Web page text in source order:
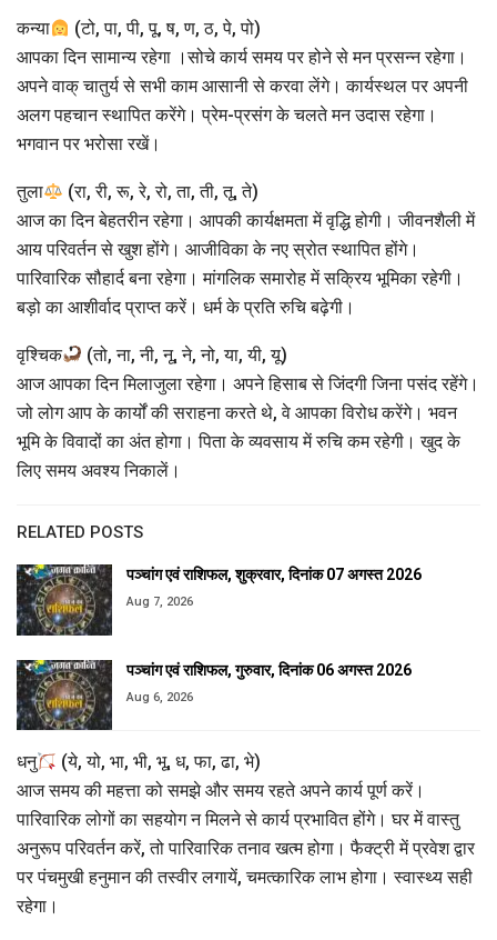
कन्या
(टो, पा, पी, पू, ष, ण, ठ, पे, पो)
आपका दिन सामान्य रहेगा ।सोचे कार्य समय पर होने से मन प्रसन्न रहेगा।
अपने वाक् चातुर्य से सभी काम आसानी से करवा लेंगे। कार्यस्थल पर अपनी
अलग पहचान स्थापित करेंगे। प्रेम-प्रसंग के चलते मन उदास रहेगा।
भगवान पर भरोसा रखें।
तुला
(रा, री, रू, रे, रो, ता, ती, तू, ते)
आज का दिन बेहतरीन रहेगा। आपकी कार्यक्षमता में वृद्धि होगी। जीवनशैली में
आय परिवर्तन से खुश होंगे। आजीविका के नए स्रोत स्थापित होंगे।
पारिवारिक सौहार्द बना रहेगा। मांगलिक समारोह में सक्रिय भूमिका रहेगी।
बड़ो का आशीर्वाद प्राप्त करें। धर्म के प्रति रुचि बढ़ेगी।
वृश्चिक
(तो, ना, नी, नू, ने, नो, या, यी, यू)
आज आपका दिन मिलाजुला रहेगा। अपने हिसाब से जिंदगी जिना पसंद रहेंगे।
जो लोग आप के कार्यों की सराहना करते थे, वे आपका विरोध करेंगे। भवन
भूमि के विवादों का अंत होगा। पिता के व्यवसाय में रुचि कम रहेगी। खुद के
लिए समय अवश्य निकालें।
RELATED POSTS
पञ्चांग एवं राशिफल, शुक्रवार, दिनांक 07 अगस्त 2026
Aug 7, 2026
पञ्चांग एवं राशिफल, गुरुवार, दिनांक 06 अगस्त 2026
Aug 6, 2026
धनु
(ये, यो, भा, भी, भू, ध, फा, ढा, भे)
आज समय की महत्ता को समझे और समय रहते अपने कार्य पूर्ण करें।
पारिवारिक लोगों का सहयोग न मिलने से कार्य प्रभावित होंगे। घर में वास्तु
अनुरूप परिवर्तन करें, तो पारिवारिक तनाव खत्म होगा। फैक्ट्री में प्रवेश द्वार
पर पंचमुखी हनुमान की तस्वीर लगायें, चमत्कारिक लाभ होगा। स्वास्थ्य सही
रहेगा।